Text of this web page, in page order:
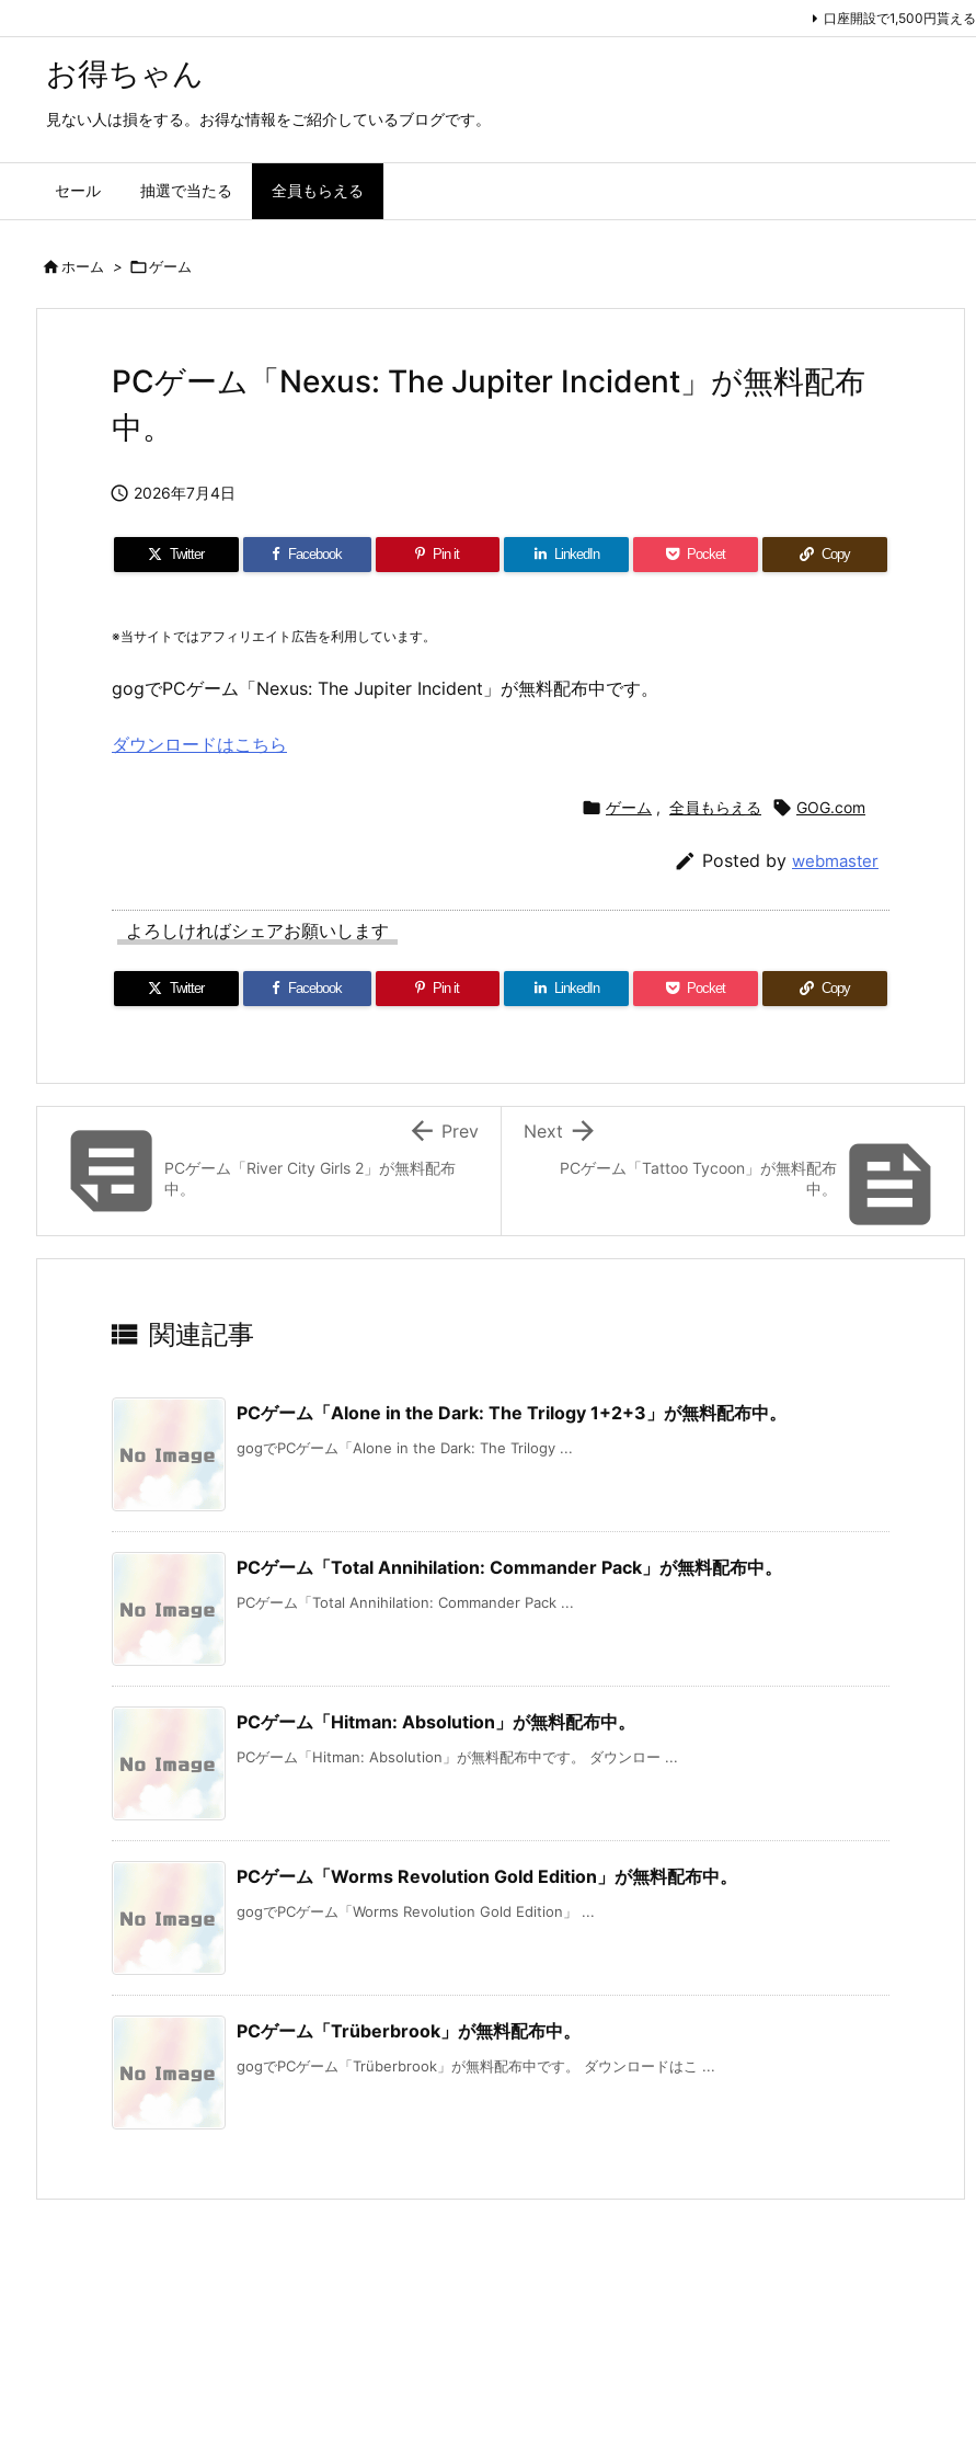
お得ちゃん
見ない人は損をする。お得な情報をご紹介しているブログです。
セール 抽選で当たる 全員もらえる
口座開設で1,500円貰える
ホーム > ゲーム
PCゲーム「Nexus: The Jupiter Incident」が無料配布
中。
 2026年7月4日
Twitter Facebook Pin it LinkedIn Pocket Copy
※当サイトではアフィリエイト広告を利用しています。
gogでPCゲーム「Nexus: The Jupiter Incident」が無料配布中です。
ダウンロードはこちら
 ゲーム , 全員もらえる  GOG.com
 Posted by webmaster
よろしければシェアお願いします
Twitter Facebook Pin it LinkedIn Pocket Copy

PCゲーム「Tattoo Tycoon」が無料配布
中。

Next
PCゲーム「River City Girls 2」が無料配布
中。
 Prev
 関連記事
PCゲーム「Alone in the Dark: The Trilogy 1+2+3」が無料配布中。
gogでPCゲーム「Alone in the Dark: The Trilogy ...
PCゲーム「Total Annihilation: Commander Pack」が無料配布中。
PCゲーム「Total Annihilation: Commander Pack ...
PCゲーム「Hitman: Absolution」が無料配布中。
PCゲーム「Hitman: Absolution」が無料配布中です。 ダウンロー ...
PCゲーム「Worms Revolution Gold Edition」が無料配布中。
gogでPCゲーム「Worms Revolution Gold Edition」 ...
PCゲーム「Trüberbrook」が無料配布中。
gogでPCゲーム「Trüberbrook」が無料配布中です。 ダウンロードはこ ...